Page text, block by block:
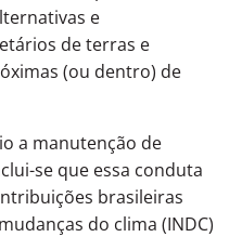
e
de terras e
(ou dentro) de
a manutenção de
se que essa conduta
brasileiras
do clima (INDC)